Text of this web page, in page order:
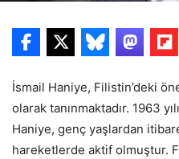
İsmail Haniye, Filistin’deki
olarak tanınmaktadır. 1963
Haniye, genç yaşlardan
hareketlerde aktif olmuştur.